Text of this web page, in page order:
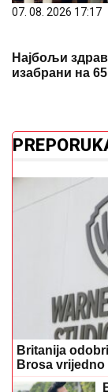
07. 08. 2026 17:17
Најбољи
изабрани на
Britanija
Brosa vrijedno